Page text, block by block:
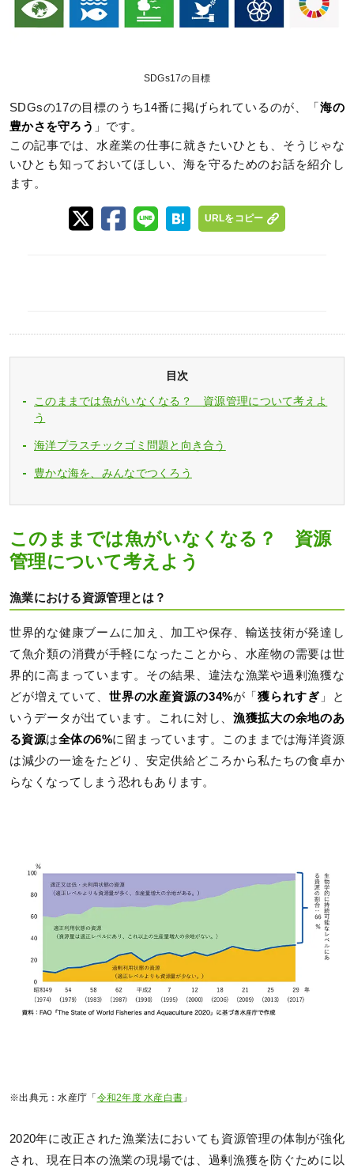
SDGs17の目標
SDGsの17の目標のうち14番に掲げられているのが、「 海の
豊かさを守ろう 」です。
この記事では、水産業の仕事に就きたいひとも、そうじゃな
いひとも知っておいてほしい、海を守るためのお話を紹介し
ます。
URLをコピー
目次
このままでは魚がいなくなる？ 資源管理について考えよ
う
海洋プラスチックゴミ問題と向き合う
豊かな海を、みんなでつくろう
このままでは魚がいなくなる？ 資源
管理について考えよう
漁業における資源管理とは？
世界的な健康ブームに加え、加工や保存、輸送技術が発達し
て魚介類の消費が手軽になったことから、水産物の需要は世
界的に高まっています。その結果、違法な漁業や過剰漁獲な
どが増えていて、世界の水産資源の34%が「獲られすぎ 」と
いうデータが出ています。これに対し、 漁獲拡大の余地のあ
る資源は全体の6%に留まっています。このままでは海洋資源
は減少の一途をたどり、安定供給どころから私たちの食卓か
らなくなってしまう恐れもあります。
※出典元：水産庁「 令和2年度 水産白書 」
2020年に改正された漁業法においても資源管理の体制が強化
され、現在日本の漁業の現場では、過剰漁獲を防ぐために以